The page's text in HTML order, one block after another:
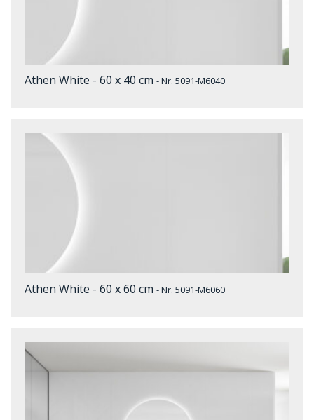
Athen White - 60 x 40 cm - Nr. 5091-M6040
Athen White - 60 x 60 cm - Nr. 5091-M6060